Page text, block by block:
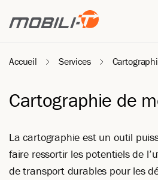
Accueil Services
Cartographie de
La cartographie est un outil
faire ressortir les potentiels de
de transport durables pour les